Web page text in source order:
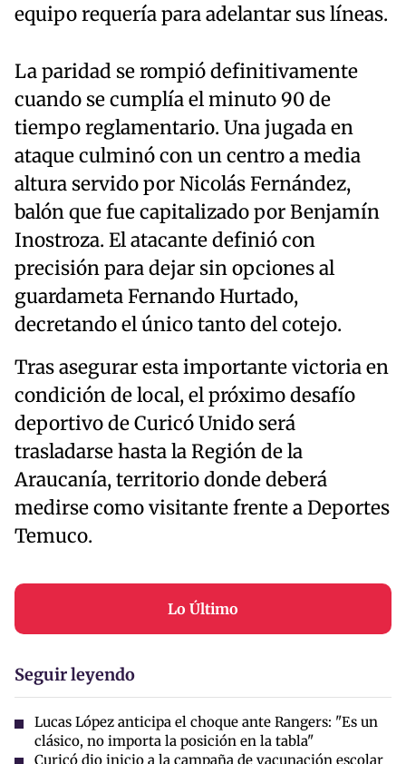
equipo requería para adelantar sus líneas.
La paridad se rompió definitivamente
cuando se cumplía el minuto 90 de
tiempo reglamentario. Una jugada en
ataque culminó con un centro a media
altura servido por Nicolás Fernández,
balón que fue capitalizado por Benjamín
Inostroza. El atacante definió con
precisión para dejar sin opciones al
guardameta Fernando Hurtado,
decretando el único tanto del cotejo.
Tras asegurar esta importante victoria en
condición de local, el próximo desafío
deportivo de Curicó Unido será
trasladarse hasta la Región de la
Araucanía, territorio donde deberá
medirse como visitante frente a Deportes
Temuco.
Lo Último
Seguir leyendo
Lucas López anticipa el choque ante Rangers: "Es un
clásico, no importa la posición en la tabla"
Curicó dio inicio a la campaña de vacunación escolar